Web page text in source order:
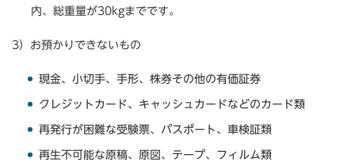
内、総重量が30kgまでです。
3）お預かりできないもの
現金、小切手、手形、株券その他の有価証券
クレジットカード、キャッシュカードなどのカード類
再発行が困難な受験票、パスポート、車検証類
再生不可能な原稿、原図、テープ、フィルム類